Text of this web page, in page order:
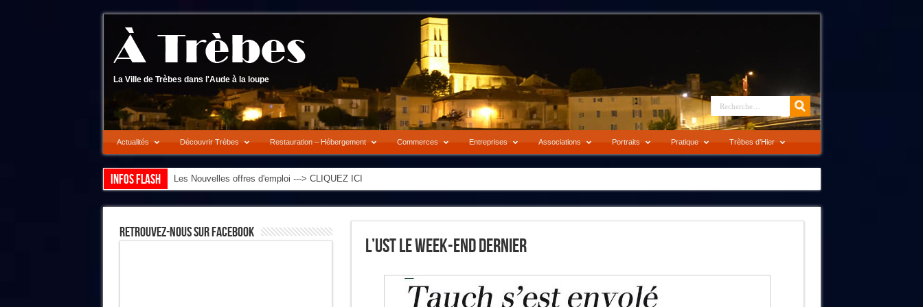
La Ville de Trèbes dans l'Aude à la loupe
Actualités Découvrir Trèbes Restauration – Hébergement Commerces Entreprises Associations Portraits Pratique Trèbes d’Hier
Infos flash Les Nouvelles offres d'emploi ---> CLIQUEZ ICI
L’UST Le Week-End Dernier
Retrouvez-Nous Sur Facebook